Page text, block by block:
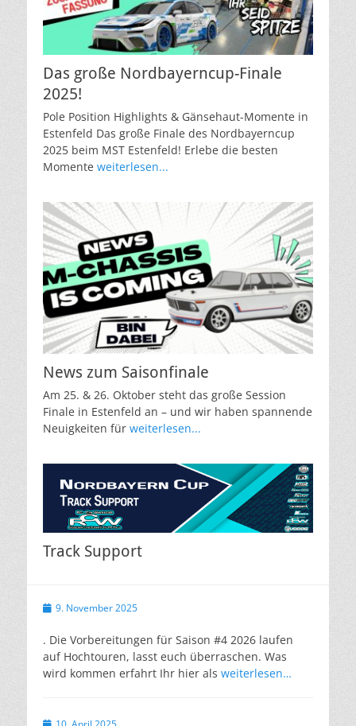
Das große Nordbayerncup-Finale
2025!
Pole Position Highlights & Gänsehaut-Momente in
Estenfeld Das große Finale des Nordbayerncup
2025 beim MST Estenfeld! Erlebe die besten
Momente weiterlesen...
News zum Saisonfinale
Am 25. & 26. Oktober steht das große Session
Finale in Estenfeld an – und wir haben spannende
Neuigkeiten für weiterlesen...
Track Support
Veröffentlicht
9. November 2025
. Die Vorbereitungen für Saison #4 2026 laufen
auf Hochtouren, lasst euch überraschen. Was
wird kommen erfahrt Ihr hier als weiterlesen…